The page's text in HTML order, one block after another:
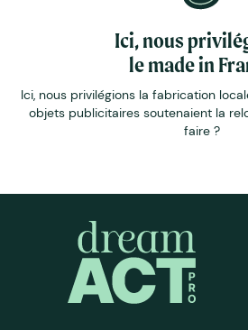
Ici, nous
le made in
Ici, nous privilégions la fabrication
objets publicitaires soutenaient la
faire ?